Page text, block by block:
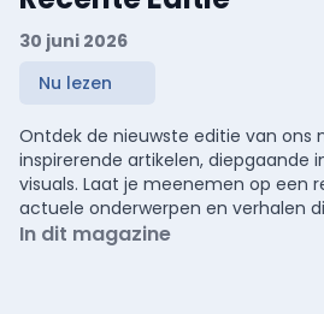
30 juni 2026
Nu lezen
Ontdek de nieuwste editie van ons
inspirerende artikelen, diepgaande
visuals. Laat je meenemen op een
actuele onderwerpen en verhalen
In dit magazine